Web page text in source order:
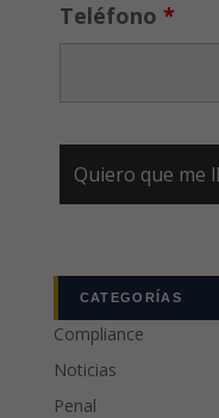
Teléfono *
CATEGORÍAS
Compliance
Noticias
Penal